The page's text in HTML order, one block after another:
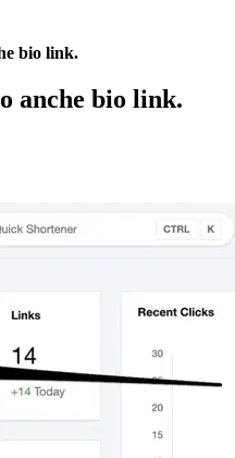
bio link.
anche bio link.